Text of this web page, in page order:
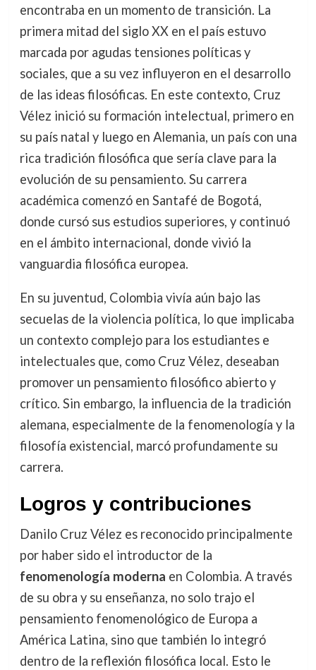
encontraba en un momento de transición. La
primera mitad del siglo XX en el país estuvo
marcada por agudas tensiones políticas y
sociales, que a su vez influyeron en el desarrollo
de las ideas filosóficas. En este contexto, Cruz
Vélez inició su formación intelectual, primero en
su país natal y luego en Alemania, un país con una
rica tradición filosófica que sería clave para la
evolución de su pensamiento. Su carrera
académica comenzó en Santafé de Bogotá,
donde cursó sus estudios superiores, y continuó
en el ámbito internacional, donde vivió la
vanguardia filosófica europea.
En su juventud, Colombia vivía aún bajo las
secuelas de la violencia política, lo que implicaba
un contexto complejo para los estudiantes e
intelectuales que, como Cruz Vélez, deseaban
promover un pensamiento filosófico abierto y
crítico. Sin embargo, la influencia de la tradición
alemana, especialmente de la fenomenología y la
filosofía existencial, marcó profundamente su
carrera.
Logros y contribuciones
Danilo Cruz Vélez es reconocido principalmente
por haber sido el introductor de la
fenomenología moderna en Colombia. A través
de su obra y su enseñanza, no solo trajo el
pensamiento fenomenológico de Europa a
América Latina, sino que también lo integró
dentro de la reflexión filosófica local. Esto le